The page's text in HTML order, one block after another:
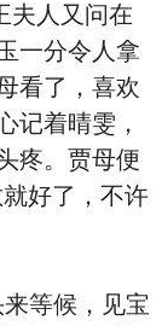
夫人又问在
一分令人拿
看了，喜欢
记着晴雯，
疼。贾母便
好了，不许
等候，见宝